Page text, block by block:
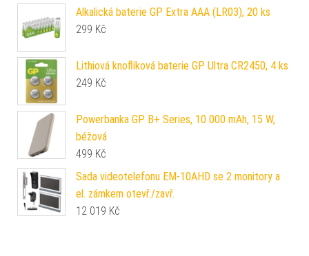
Alkalická baterie GP Extra AAA (LR03), 20 ks
299 Kč
Lithiová knoflíková baterie GP Ultra CR2450, 4 ks
249 Kč
Powerbanka GP B+ Series, 10 000 mAh, 15 W,
béžová
499 Kč
Sada videotelefonu EM-10AHD se 2 monitory a
el. zámkem otevř./zavř.
12 019 Kč